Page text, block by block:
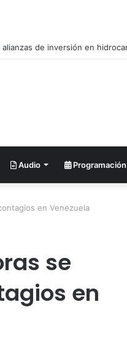
Audio Programación
en Venezuela
se
en